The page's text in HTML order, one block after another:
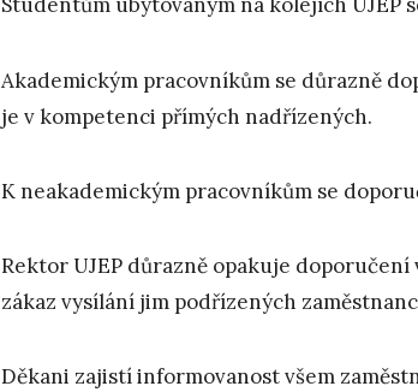
Akademickým pracovníkům se důrazně
je v kompetenci přímých nadřízených.
K neakademickým pracovníkům se
Rektor UJEP důrazně opakuje
zákaz vysílání jim podřízených
Děkani zajistí informovanost všem